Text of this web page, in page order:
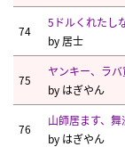
74
5ドルくれたし
by 居士
75
ヤンキー、ラ
by はぎやん
76
山師居ます、舞
by はぎやん